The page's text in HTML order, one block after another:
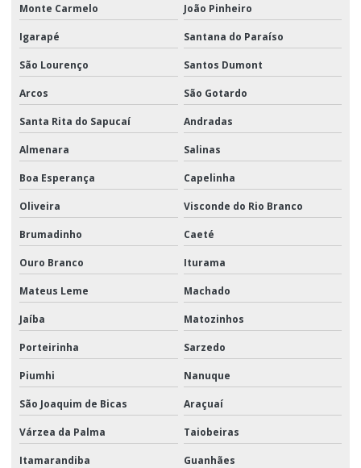
Monte Carmelo João Pinheiro
Igarapé Santana do Paraíso
São Lourenço Santos Dumont
Arcos São Gotardo
Santa Rita do Sapucaí Andradas
Almenara Salinas
Boa Esperança Capelinha
Oliveira Visconde do Rio Branco
Brumadinho Caeté
Ouro Branco Iturama
Mateus Leme Machado
Jaíba Matozinhos
Porteirinha Sarzedo
Piumhi Nanuque
São Joaquim de Bicas Araçuaí
Várzea da Palma Taiobeiras
Itamarandiba Guanhães